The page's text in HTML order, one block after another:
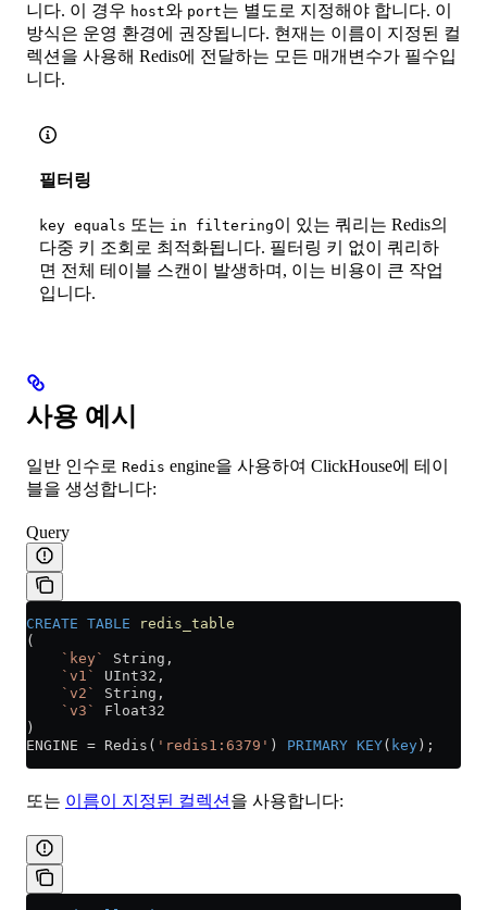
니다. 이 경우 host와 port는 별도로 지정해야 합니다. 이
방식은 운영 환경에 권장됩니다. 현재는 이름이 지정된 컬
렉션을 사용해 Redis에 전달하는 모든 매개변수가 필수입
니다.
필터링
key equals 또는 in filtering이 있는 쿼리는 Redis의
다중 키 조회로 최적화됩니다. 필터링 키 없이 쿼리하
면 전체 테이블 스캔이 발생하며, 이는 비용이 큰 작업
입니다.
사용 예시
일반 인수로 Redis engine을 사용하여 ClickHouse에 테이
블을 생성합니다:
Query
CREATE TABLE redis_table
(
    `key`
String,
    `v1`
UInt32,
    `v2`
String,
    `v3`
Float32
)
ENGINE = Redis( 'redis1:6379' ) PRIMARY KEY( key );
또는 이름이 지정된 컬렉션 을 사용합니다: